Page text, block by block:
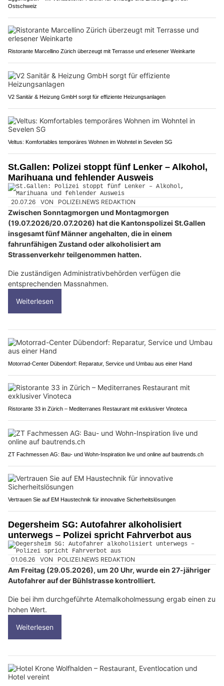
Ostschweiz
Ristorante Marcellino Zürich überzeugt mit Terrasse und erlesener Weinkarte
V2 Sanitär & Heizung GmbH sorgt für effiziente Heizungsanlagen
Veltus: Komfortables temporäres Wohnen im Wohntel in Sevelen SG
St.Gallen: Polizei stoppt fünf Lenker – Alkohol,
Marihuana und fehlender Ausweis
20.07.26 VON POLIZEI.NEWS REDAKTION
Zwischen Sonntagmorgen und Montagmorgen
(19.07.2026/20.07.2026) hat die Kantonspolizei St.Gallen
insgesamt fünf Männer angehalten, die in einem
fahrunfähigen Zustand oder alkoholisiert am
Strassenverkehr teilgenommen hatten.
Die zuständigen Administrativbehörden verfügen die
entsprechenden Massnahmen.
Weiterlesen
Motorrad-Center Dübendorf: Reparatur, Service und Umbau aus einer Hand
Ristorante 33 in Zürich – Mediterranes Restaurant mit exklusiver Vinoteca
ZT Fachmessen AG: Bau- und Wohn-Inspiration live und online auf bautrends.ch
Vertrauen Sie auf EM Haustechnik für innovative Sicherheitslösungen
Degersheim SG: Autofahrer alkoholisiert
unterwegs – Polizei spricht Fahrverbot aus
01.06.26 VON POLIZEI.NEWS REDAKTION
Am Freitag (29.05.2026), um 20 Uhr, wurde ein 27-jähriger
Autofahrer auf der Bühlstrasse kontrolliert.
Die bei ihm durchgeführte Atemalkoholmessung ergab einen zu
hohen Wert.
Weiterlesen